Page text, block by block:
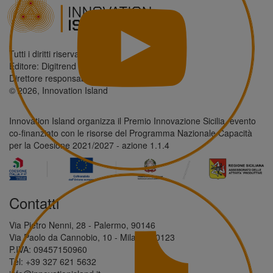
Tutti i diritti riservati.
Editore: Digitrend S.r.l.
Direttore responsabile: Antonio Giordano
© 2026, Innovation Island
Innovation Island organizza il Premio Innovazione Sicilia, evento
co-finanziato con le risorse del Programma Nazionale Capacità
per la Coesione 2021/2027 - azione 1.1.4
Contatti
Via Pietro Nenni, 28 - Palermo, 90146
Via Paolo da Cannobio, 10 - Milano, 20123
P.IVA: 09457150960
Tel: +39 327 621 5632